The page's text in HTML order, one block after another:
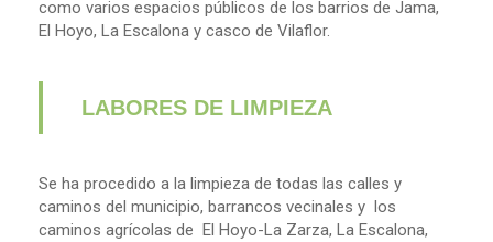
como varios espacios públicos de los barrios de Jama,
El Hoyo, La Escalona y casco de Vilaflor.
LABORES DE LIMPIEZA
Se ha procedido a la limpieza de todas las calles y
caminos del municipio, barrancos vecinales y los
caminos agrícolas de El Hoyo-La Zarza, La Escalona,